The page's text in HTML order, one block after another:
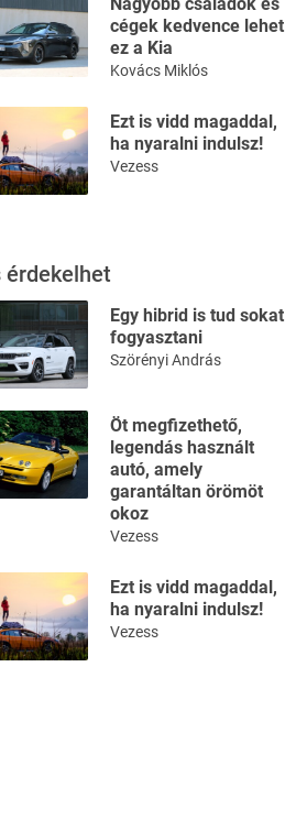
cégek kedvence lehet
ez a Kia
Kovács Miklós
Ezt is vidd magaddal,
ha nyaralni indulsz!
Vezess
érdekelhet
Egy hibrid is tud sokat
fogyasztani
Szörényi András
Öt megfizethető,
legendás használt
autó, amely
garantáltan örömöt
okoz
Vezess
Ezt is vidd magaddal,
ha nyaralni indulsz!
Vezess